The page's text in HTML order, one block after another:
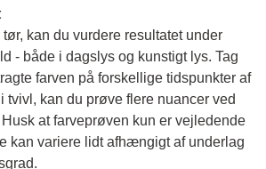
kan du vurdere resultatet under
- både i dagslys og kunstigt lys. Tag
farven på forskellige tidspunkter af
tvivl, kan du prøve flere nuancer ved
at farveprøven kun er vejledende
kan variere lidt afhængigt af underlag